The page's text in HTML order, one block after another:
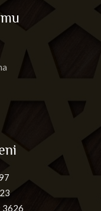
3626